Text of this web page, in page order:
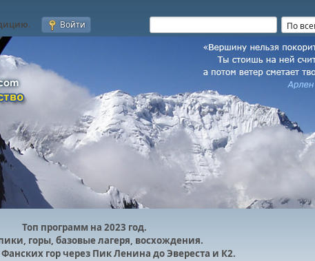
. Войти
Топ программ на 2023 год.
горы, базовые лагеря, восхождения.
гор через Пик Ленина до Эвереста и К2.